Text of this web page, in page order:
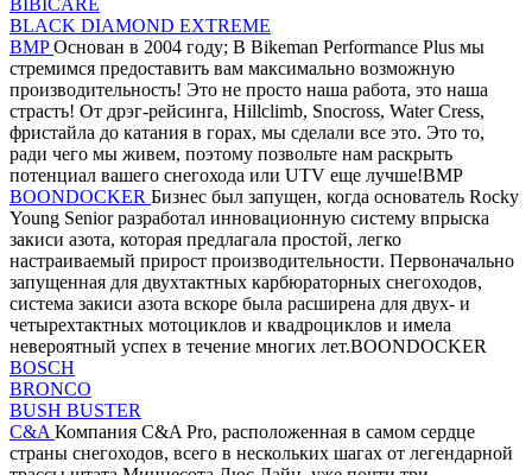
BLACK DIAMOND EXTREME
BMPОснован в 2004 году; В Bikeman Performance Plus мы
стремимся предоставить вам максимально возможную
производительность! Это не просто наша работа, это наша
страсть! От дрэг-рейсинга, Hillclimb, Snocross, Water Cress,
фристайла до катания в горах, мы сделали все это. Это то,
ради чего мы живем, поэтому позвольте нам раскрыть
потенциал вашего снегохода или UTV еще лучше!BMP
BOONDOCKER Бизнес был запущен, когда основатель Rocky
Young Senior разработал инновационную систему впрыска
закиси азота, которая предлагала простой, легко
настраиваемый прирост производительности. Первоначально
запущенная для двухтактных карбюраторных снегоходов,
система закиси азота вскоре была расширена для двух- и
четырехтактных мотоциклов и квадроциклов и имела
невероятный успех в течение многих лет.BOONDOCKER
BOSCH
BRONCO
BUSH BUSTER
C&A Компания C&A Pro, расположенная в самом сердце
страны снегоходов, всего в нескольких шагах от легендарной